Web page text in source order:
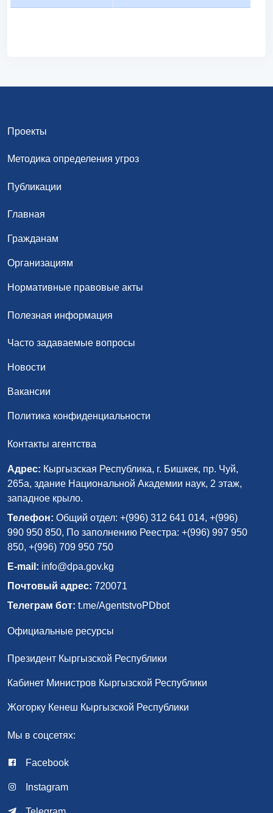
Проекты
Методика определения угроз
Публикации
Главная
Гражданам
Организациям
Нормативные правовые акты
Полезная информация
Часто задаваемые вопросы
Новости
Вакансии
Политика конфиденциальности
Контакты агентства
Адрес: Кыргызская Республика, г. Бишкек, пр. Чуй,
265а, здание Национальной Академии наук, 2 этаж,
западное крыло.
Телефон: Общий отдел: +(996) 312 641 014, +(996)
990 950 850, По заполнению Реестра: +(996) 997 950
850, +(996) 709 950 750
E-mail: info@dpa.gov.kg
Почтовый адрес: 720071
Телеграм бот: t.me/AgentstvoPDbot
Официальные ресурсы
Президент Кыргызской Республики
Кабинет Министров Кыргызской Республики
Жогорку Кенеш Кыргызской Республики
Мы в соцсетях:
Facebook
Instagram